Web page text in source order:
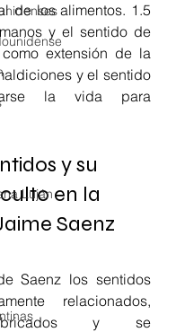
Luján
de los alimentos. 1.5
y el sentido de
extensión de la
y el sentido
la vida para
y su
en la
Saenz
Saenz los sentidos
relacionados,
y se